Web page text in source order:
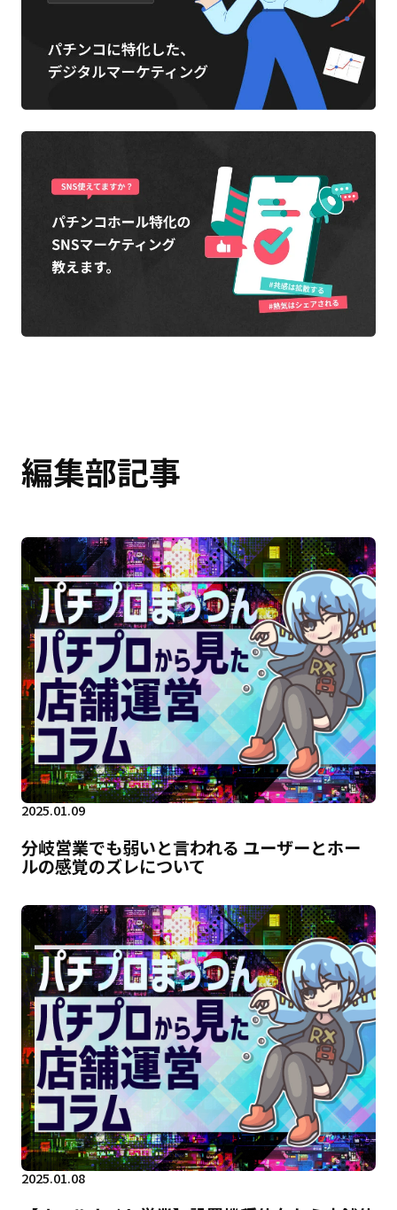
編集部記事
2025.01.09
分岐営業でも弱いと言われる ユーザーとホー
ルの感覚のズレについて
2025.01.08